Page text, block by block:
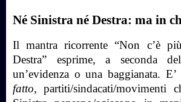
Né Sinistra né Destra: ma in
Il mantra ricorrente “Non c’è
Destra” esprime, a seconda
un’evidenza o una baggianata. E’
fatto, partiti/sindacati/movimenti